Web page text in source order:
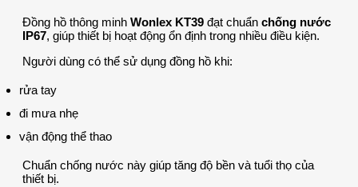
Đồng hồ thông minh Wonlex KT39 đạt chuẩn chống nước
IP67, giúp thiết bị hoạt động ổn định trong nhiều điều kiện.
Người dùng có thể sử dụng đồng hồ khi:
rửa tay
đi mưa nhẹ
vận động thể thao
Chuẩn chống nước này giúp tăng độ bền và tuổi thọ của
thiết bị.